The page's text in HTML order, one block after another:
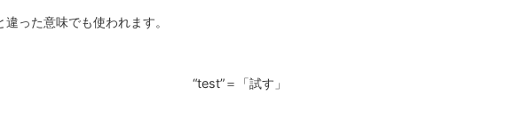
違った意味でも使われます。
“test”＝「試す」